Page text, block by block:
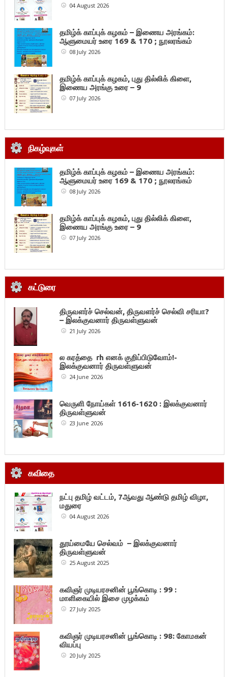
04 August 2026
தமிழ்க் காப்புக் கழகம் – இணைய அரங்கம்:
ஆளுமையர் உரை 169 & 170 ; நூலரங்கம்
08 July 2026
தமிழ்க் காப்புக் கழகம், புது தில்லிக் கிளை,
இணைய அரங்கு உரை – 9
07 July 2026
நிகழ்வுகள்
தமிழ்க் காப்புக் கழகம் – இணைய அரங்கம்:
ஆளுமையர் உரை 169 & 170 ; நூலரங்கம்
08 July 2026
தமிழ்க் காப்புக் கழகம், புது தில்லிக் கிளை,
இணைய அரங்கு உரை – 9
07 July 2026
கட்டுரை
திருவளர்ச் செல்வன், திருவளர்ச் செல்வி சரியா?
– இலக்குவனார் திருவள்ளுவன்
21 July 2026
ல கரத்தை rh எனக் குறிப்பிடுவோம்!-
இலக்குவனார் திருவள்ளுவன்
24 June 2026
வெருளி நோய்கள் 1616-1620 : இலக்குவனார்
திருவள்ளுவன்
23 June 2026
கவிதை
நட்பு தமிழ் வட்டம், 7ஆவது ஆண்டு தமிழ் விழா,
மதுரை
04 August 2026
தூய்மையே செல்வம் – இலக்குவனார்
திருவள்ளுவன்
25 August 2025
கவிஞர் முடியரசனின் பூங்கொடி : 99 :
மாளிகையில் இசை முழக்கம்
27 July 2025
கவிஞர் முடியரசனின் பூங்கொடி : 98: கோமகன்
வியப்பு
20 July 2025